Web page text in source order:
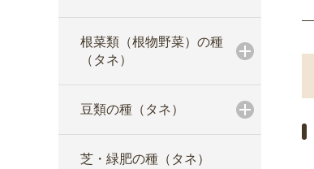
根菜類（根物野菜）の種
（タネ）
豆類の種（タネ）
芝・緑肥の種（タネ）